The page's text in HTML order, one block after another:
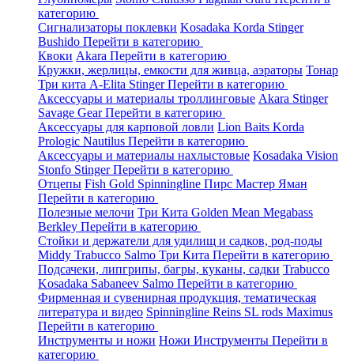
категорию
Сигнализаторы поклевки Kosadaka Korda Stinger
Bushido Перейти в категорию
Квоки Akara Перейти в категорию
Кружки, жерлицы, емкости для живца, аэраторы Тонар
Три кита A-Elita StingerПерейти в категорию
Аксессуары и материалы троллинговые Akara Stinger
Savage GearПерейти в категорию
Аксессуары для карповой ловли Lion Baits Korda
Prologic Nautilus Перейти в категорию
Аксессуары и материалы нахлыстовые Kosadaka Vision
Stonfo StingerПерейти в категорию
Отцепы Fish Gold Spinningline Пирс Мастер Яман
Перейти в категорию
Полезные мелочи Три Кита Golden Mean Megabass
Berkley Перейти в категорию
Стойки и держатели для удилищ и садков, род-поды
Middy Trabucco Salmo Три Кита Перейти в категорию
Подсачеки, липгрипы, багры, куканы, садки Trabucco
Kosadaka Sabaneev Salmo Перейти в категорию
Фирменная и сувенирная продукция, тематическая
литература и видео Spinningline Reins SL rods Maximus
Перейти в категорию
Инструменты и ножи Ножи Инструменты Перейти в
категорию